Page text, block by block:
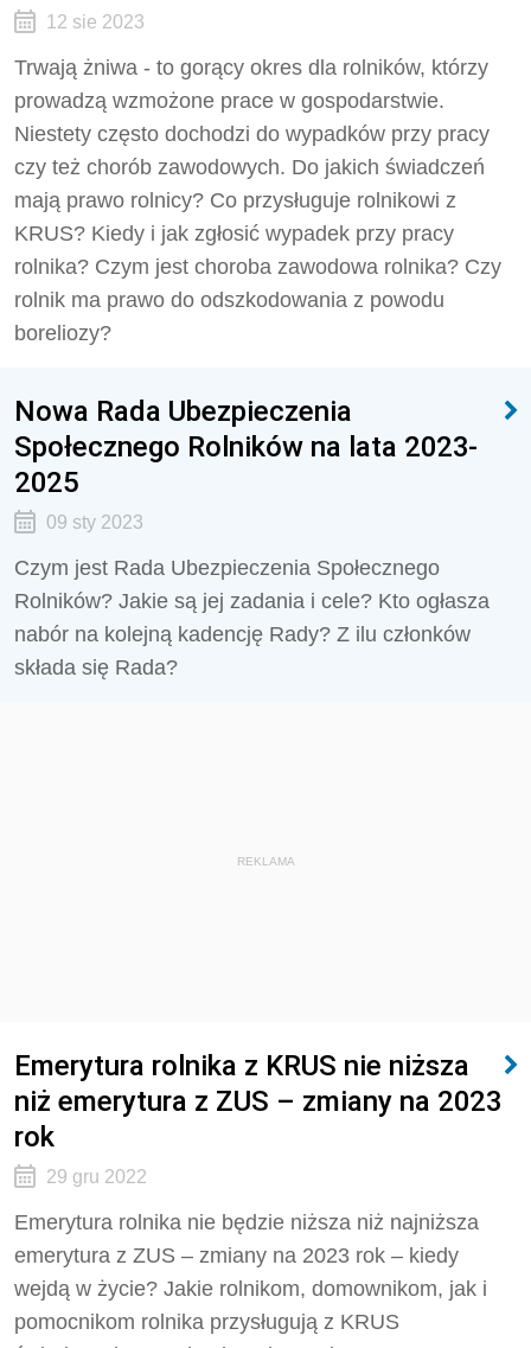
12 sie 2023
Trwają żniwa - to gorący okres dla rolników, którzy
prowadzą wzmożone prace w gospodarstwie.
Niestety często dochodzi do wypadków przy pracy
czy też chorób zawodowych. Do jakich świadczeń
mają prawo rolnicy? Co przysługuje rolnikowi z
KRUS? Kiedy i jak zgłosić wypadek przy pracy
rolnika? Czym jest choroba zawodowa rolnika? Czy
rolnik ma prawo do odszkodowania z powodu
boreliozy?
Nowa Rada Ubezpieczenia
Społecznego Rolników na lata 2023-
2025
09 sty 2023
Czym jest Rada Ubezpieczenia Społecznego
Rolników? Jakie są jej zadania i cele? Kto ogłasza
nabór na kolejną kadencję Rady? Z ilu członków
składa się Rada?
REKLAMA
Emerytura rolnika z KRUS nie niższa
niż emerytura z ZUS – zmiany na 2023
rok
29 gru 2022
Emerytura rolnika nie będzie niższa niż najniższa
emerytura z ZUS – zmiany na 2023 rok – kiedy
wejdą w życie? Jakie rolnikom, domownikom, jak i
pomocnikom rolnika przysługują z KRUS